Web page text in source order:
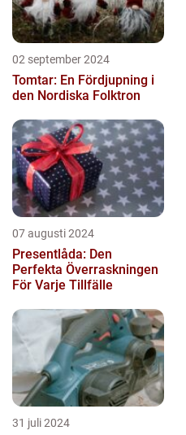
02 september 2024
Tomtar: En Fördjupning i
den Nordiska Folktron
07 augusti 2024
Presentlåda: Den
Perfekta Överraskningen
För Varje Tillfälle
31 juli 2024